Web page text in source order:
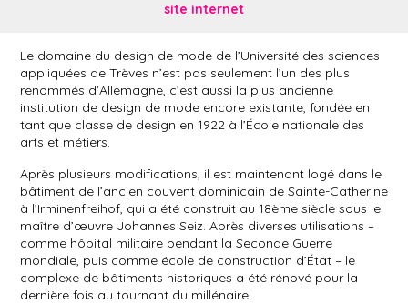
site internet
Le domaine du design de mode de l’Université des sciences
appliquées de Trèves n’est pas seulement l’un des plus
renommés d’Allemagne, c’est aussi la plus ancienne
institution de design de mode encore existante, fondée en
tant que classe de design en 1922 à l’École nationale des
arts et métiers.
Après plusieurs modifications, il est maintenant logé dans le
bâtiment de l’ancien couvent dominicain de Sainte-Catherine
à l’Irminenfreihof, qui a été construit au 18ème siècle sous le
maître d’œuvre Johannes Seiz. Après diverses utilisations –
comme hôpital militaire pendant la Seconde Guerre
mondiale, puis comme école de construction d’État – le
complexe de bâtiments historiques a été rénové pour la
dernière fois au tournant du millénaire.